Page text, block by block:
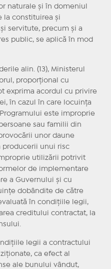
naturale și în domeniul
constituirea și
servitute, precum și a
public, se aplică în mod
alin. (13), Ministerul
proporțional cu
exprima acordul cu privire
în cazul în care locuința
este improprie
sau familii din
unor daune
producerii unui risc
utilizării potrivit
de implementare
a Guvernului și cu
dobândite de către
în condițiile legii,
creditului contractat, la
legii a contractului
ca efect al
ale bunului vândut,